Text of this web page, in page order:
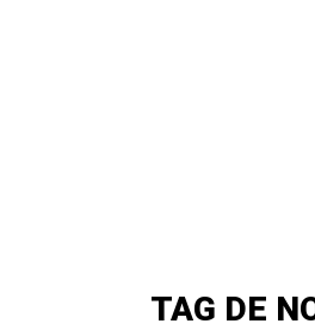
TAG DE